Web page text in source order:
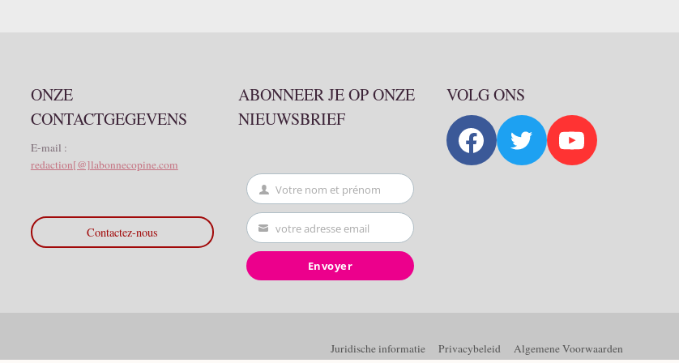
ONZE
CONTACTGEGEVENS
E-mail :
redaction[@]labonnecopine.com
Contactez-nous
ABONNEER JE OP ONZE
NIEUWSBRIEF
First
Name
Votre nom et prénom
Your
email
votre adresse email
Envoyer
VOLG ONS
Juridische informatie Privacybeleid Algemene Voorwaarden